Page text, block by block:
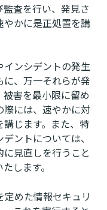
査を行い、発見さ
かに是正処置を講
ンシデントの発生
、万一それらが発
害を最小限に留め
には、速やかに対
じます。また、特
ントについては、
見直しを行うこと
します。
めた情報セキュリ